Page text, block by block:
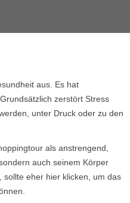
aus. Es hat
zerstört Stress
unter Druck oder zu den
als anstrengend,
auch seinem Körper
sollte eher hier klicken, um das